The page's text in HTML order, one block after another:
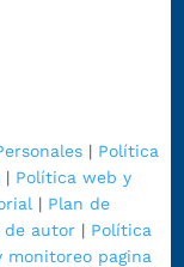
| Política
| Política web y
| Plan de
de autor| Política
monitoreo pagina